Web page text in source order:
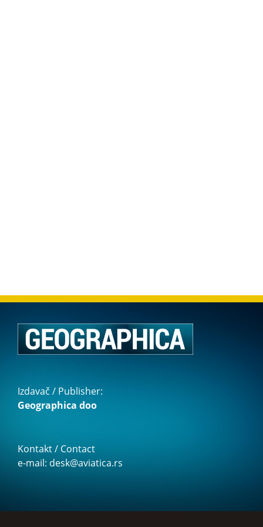
Izdavač / Publisher:
Geographica doo
Kontakt / Contact
e-mail: desk@aviatica.rs